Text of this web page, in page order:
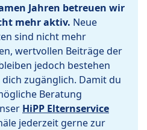
Jahren betreuen wir
mehr aktiv. Neue
sind nicht mehr
wertvollen Beiträge der
jedoch bestehen
zugänglich. Damit du
Beratung
HiPP Elternservice
jederzeit gerne zur